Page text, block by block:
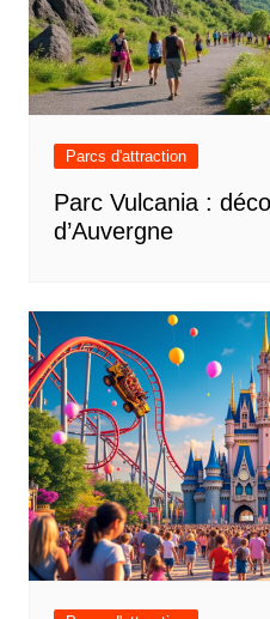
Parcs d'attraction
Parc Vulcania :
d’Auvergne